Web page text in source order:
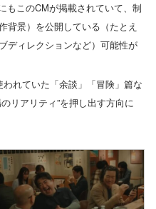
もこのCMが掲載されていて、制
背景）を公開している（たとえ
ディレクションなど）可能性が
れていた「余談」「冒険」篇な
リアリティ”を押し出す方向に